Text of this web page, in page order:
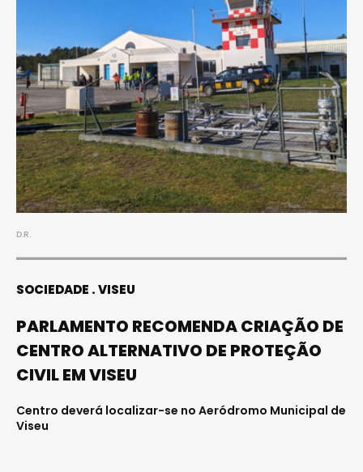
D.R.
SOCIEDADE VISEU
PARLAMENTO RECOMENDA CRIAÇÃO DE
CENTRO ALTERNATIVO DE PROTEÇÃO
CIVIL EM VISEU
Centro deverá localizar-se no Aeródromo Municipal de
Viseu